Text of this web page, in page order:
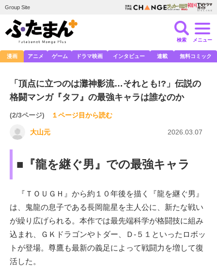
Group Site
検索 メニュー
漫画 アニメ ゲーム ドラマ映画 インタビュー 連載 無料コミック
「頂点に立つのは灘神影流…それとも!?」伝説の
格闘マンガ『タフ』の最強キャラは誰なのか
(2/3ページ) １ページ目から読む
大山元 2026.03.07
■『龍を継ぐ男』での最強キャラ
『ＴＯＵＧＨ』から約１０年後を描く『龍を継ぐ男』
は、鬼龍の息子である長岡龍星を主人公に、新たな戦い
が繰り広げられる。本作では最先端科学が格闘技に組み
込まれ、ＧＫドラゴンやトダー、Ｄ-５１といったロボッ
トが登場。尊鷹も最新の義足によって戦闘力を増して復
活した。